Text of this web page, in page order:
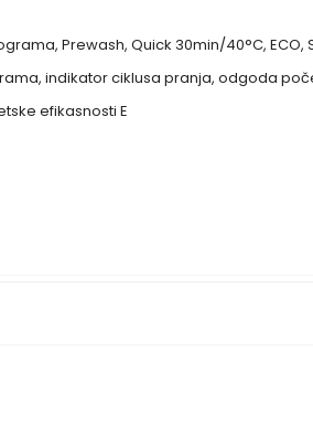
Prewash, Quick 30min/40°C,
indikator ciklusa pranja, odgoda
efikasnosti E